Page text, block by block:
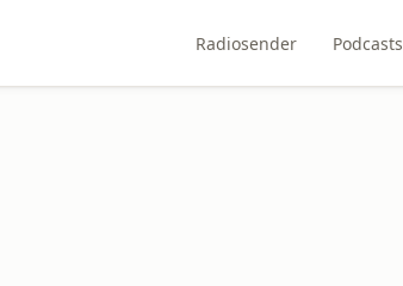
Radiosender Podcasts